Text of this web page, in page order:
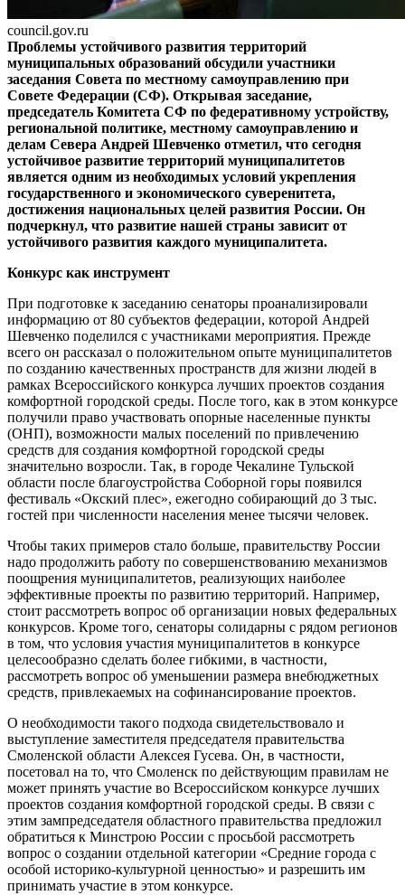
council.gov.ru
Проблемы устойчивого развития территорий
муниципальных образований обсудили участники
заседания Совета по местному самоуправлению при
Совете Федерации (СФ). Открывая заседание,
председатель Комитета СФ по федеративному устройству,
региональной политике, местному самоуправлению и
делам Севера Андрей Шевченко отметил, что сегодня
устойчивое развитие территорий муниципалитетов
является одним из необходимых условий укрепления
государственного и экономического суверенитета,
достижения национальных целей развития России. Он
подчеркнул, что развитие нашей страны зависит от
устойчивого развития каждого муниципалитета.
Конкурс как инструмент
При подготовке к заседанию сенаторы проанализировали
информацию от 80 субъектов федерации, которой Андрей
Шевченко поделился с участниками мероприятия. Прежде
всего он рассказал о положительном опыте муниципалитетов
по созданию качественных пространств для жизни людей в
рамках Всероссийского конкурса лучших проектов создания
комфортной городской среды. После того, как в этом конкурсе
получили право участвовать опорные населенные пункты
(ОНП), возможности малых поселений по привлечению
средств для создания комфортной городской среды
значительно возросли. Так, в городе Чекалине Тульской
области после благоустройства Соборной горы появился
фестиваль «Окский плес», ежегодно собирающий до 3 тыс.
гостей при численности населения менее тысячи человек.
Чтобы таких примеров стало больше, правительству России
надо продолжить работу по совершенствованию механизмов
поощрения муниципалитетов, реализующих наиболее
эффективные проекты по развитию территорий. Например,
стоит рассмотреть вопрос об организации новых федеральных
конкурсов. Кроме того, сенаторы солидарны с рядом регионов
в том, что условия участия муниципалитетов в конкурсе
целесообразно сделать более гибкими, в частности,
рассмотреть вопрос об уменьшении размера внебюджетных
средств, привлекаемых на софинансирование проектов.
О необходимости такого подхода свидетельствовало и
выступление заместителя председателя правительства
Смоленской области Алексея Гусева. Он, в частности,
посетовал на то, что Смоленск по действующим правилам не
может принять участие во Всероссийском конкурсе лучших
проектов создания комфортной городской среды. В связи с
этим зампредседателя областного правительства предложил
обратиться к Минстрою России с просьбой рассмотреть
вопрос о создании отдельной категории «Средние города с
особой историко-культурной ценностью» и разрешить им
принимать участие в этом конкурсе.